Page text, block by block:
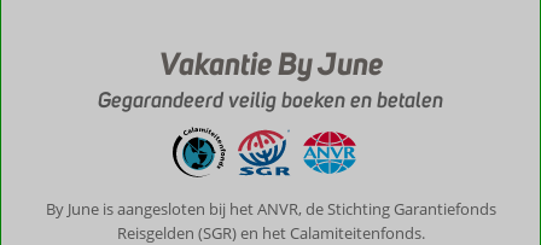
Vakantie By June
Gegarandeerd veilig boeken en betalen
By June is aangesloten bij het ANVR, de Stichting Garantiefonds
Reisgelden (SGR) en het Calamiteitenfonds.